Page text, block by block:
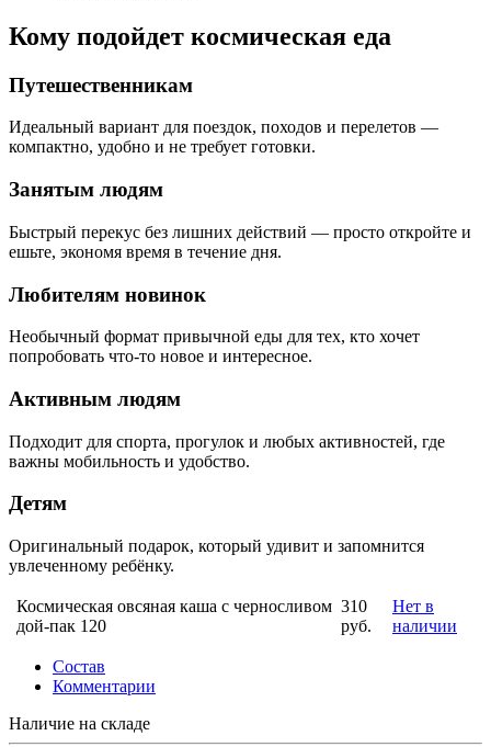
Кому подойдет космическая еда
Путешественникам
Идеальный вариант для поездок, походов и перелетов —
компактно, удобно и не требует готовки.
Занятым людям
Быстрый перекус без лишних действий — просто откройте и
ешьте, экономя время в течение дня.
Любителям новинок
Необычный формат привычной еды для тех, кто хочет
попробовать что-то новое и интересное.
Активным людям
Подходит для спорта, прогулок и любых активностей, где
важны мобильность и удобство.
Детям
Оригинальный подарок, который удивит и запомнится
увлеченному ребёнку.
Космическая овсяная каша с черносливом
дой-пак 120
310
руб.
Нет в
наличии
Состав
Комментарии
Наличие на складе